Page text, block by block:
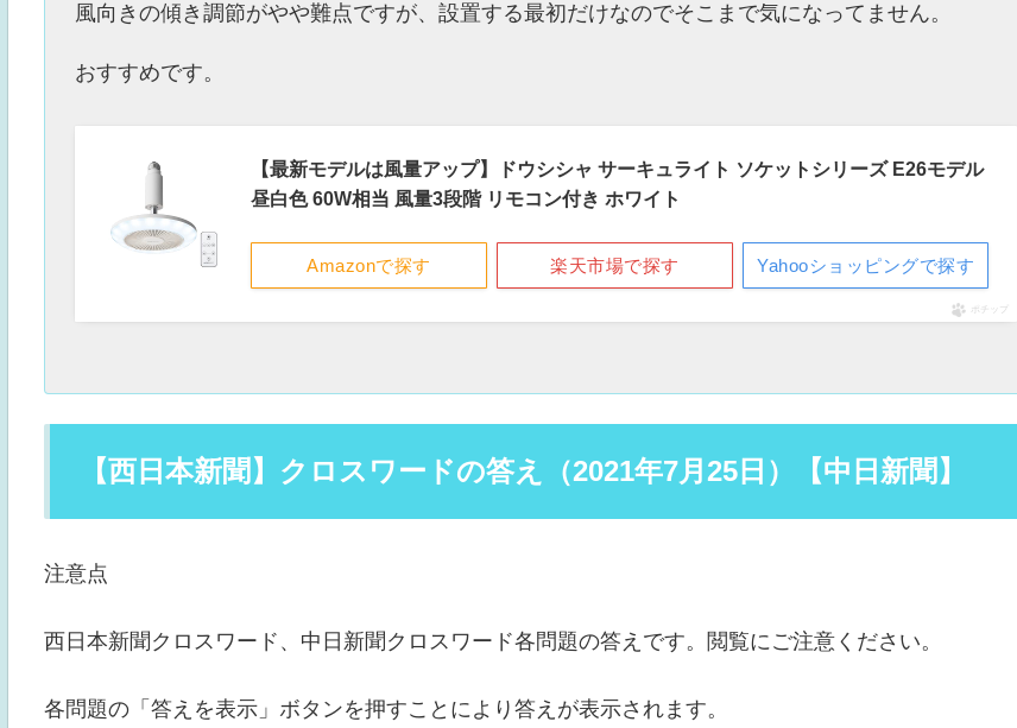
風向きの傾き調節がやや難点ですが、設置する最初だけなのでそこまで気になってません。
おすすめです。
【最新モデルは風量アップ】ドウシシャ サーキュライト ソケットシリーズ E26モデル
昼白色 60W相当 風量3段階 リモコン付き ホワイト
Amazonで探す 楽天市場で探す Yahooショッピングで探す
ポチップ
【西日本新聞】クロスワードの答え（2021年7月25日）【中日新聞】
注意点
西日本新聞クロスワード、中日新聞クロスワード各問題の答えです。閲覧にご注意ください。
各問題の「答えを表示」ボタンを押すことにより答えが表示されます。